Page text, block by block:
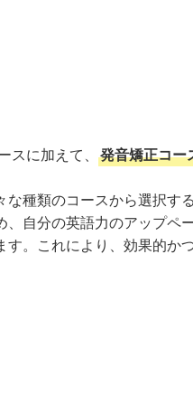
に加えて、 発音矯正コー
種類のコースから選択す
自分の英語力のアップペ
す。これにより、効果的か